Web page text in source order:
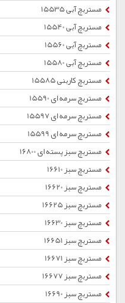
مستربچ آبی 15535
مستربچ آبی 15540
مستربچ آبی 15560
مستربچ آبی 15580
مستربچ کاربنی 15585
مستربچ سرمه ای 15590
مستربچ سرمه ای 15597
مستربچ سرمه ای 15599
مستربچ سبز پسته ای 16800
مستربچ سبز 16610
مستربچ سبز 16620
مستربچ سبز 16625
مستربچ سبز 16630
مستربچ سبز 16651
مستربچ سبز 16671
مستربچ سبز 16677
مستربچ سبز 16690